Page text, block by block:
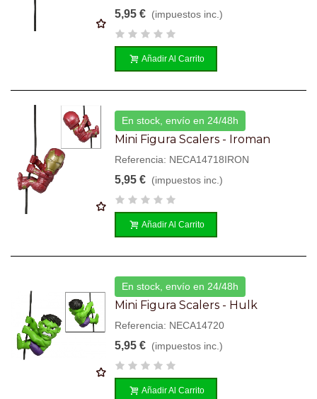
5,95 € (impuestos inc.)
Añadir Al Carrito
En stock, envío en 24/48h
Mini Figura Scalers - Iroman
Referencia: NECA14718IRON
5,95 € (impuestos inc.)
Añadir Al Carrito
En stock, envío en 24/48h
Mini Figura Scalers - Hulk
Referencia: NECA14720
5,95 € (impuestos inc.)
Añadir Al Carrito